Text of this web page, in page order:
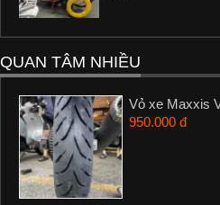
QUAN TÂM NHIỀU
Vỏ xe Maxxis
950.000 đ